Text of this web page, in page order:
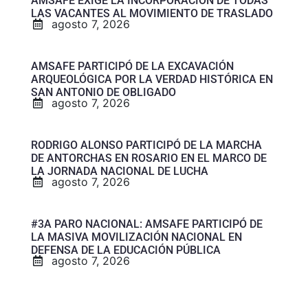
LAS VACANTES AL MOVIMIENTO DE TRASLADO
agosto 7, 2026
AMSAFE PARTICIPÓ DE LA EXCAVACIÓN
ARQUEOLÓGICA POR LA VERDAD HISTÓRICA EN
SAN ANTONIO DE OBLIGADO
agosto 7, 2026
RODRIGO ALONSO PARTICIPÓ DE LA MARCHA
DE ANTORCHAS EN ROSARIO EN EL MARCO DE
LA JORNADA NACIONAL DE LUCHA
agosto 7, 2026
#3A PARO NACIONAL: AMSAFE PARTICIPÓ DE
LA MASIVA MOVILIZACIÓN NACIONAL EN
DEFENSA DE LA EDUCACIÓN PÚBLICA
agosto 7, 2026